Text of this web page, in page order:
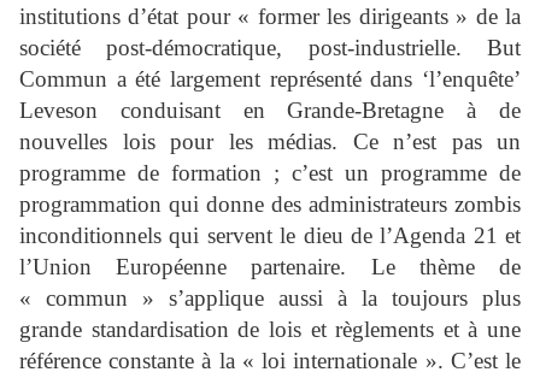
institutions d’état pour « former les dirigeants » de la
société post-démocratique, post-industrielle. But
Commun a été largement représenté dans ‘l’enquête’
Leveson conduisant en Grande-Bretagne à de
nouvelles lois pour les médias. Ce n’est pas un
programme de formation ; c’est un programme de
programmation qui donne des administrateurs zombis
inconditionnels qui servent le dieu de l’Agenda 21 et
l’Union Européenne partenaire. Le thème de
« commun » s’applique aussi à la toujours plus
grande standardisation de lois et règlements et à une
référence constante à la « loi internationale ». C’est le